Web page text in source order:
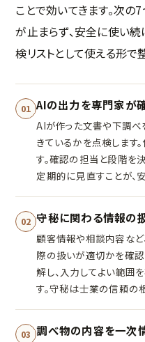
ことで効いてきます。次
が止まらず、安全に使い
検リストとして使える形で
01 AIの出力を専門家が
AIが作った文書や下調
きているかを点検します
す。確認の担当と段階を
定期的に見直すことが、
02 守秘に関わる情報の
顧客情報や相談内容な
際の扱いが適切かを確認
解し、入力してよい範囲
す。守秘は士業の信頼の
03 調べ物の内容を一次